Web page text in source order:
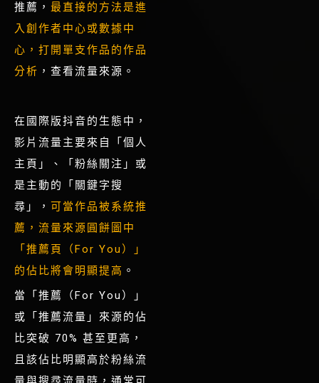
推薦， 最直接的方法是進
入創作者中心或數據中
心，打開單支作品的作品
分析 ，查看流量來源 。
在國際版抖音的生態中，
影片流量主要來自「個人
主頁」、「粉絲關注」或
是主動的「關鍵字搜
尋」， 可當作品被系統推
薦，流量來源圓餅圖中
「推薦頁（For You）」
的佔比將會明顯提高 。
當「推薦（For You）」
或「推薦流量」來源的佔
比突破 70% 甚至更高，
且該佔比明顯高於粉絲流